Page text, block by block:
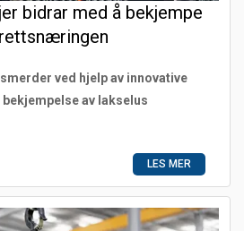
bidrar med å bekjempe
ved hjelp av innovative
av lakselus
LES MER